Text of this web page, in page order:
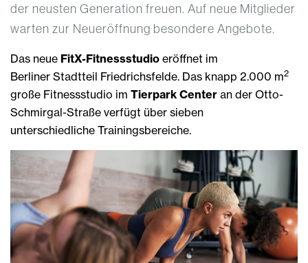
der neusten Generation freuen. Auf neue Mitglieder
warten zur Neueröffnung besondere Angebote.
Das neue FitX-Fitnessstudio eröffnet im
Berliner Stadtteil Friedrichsfelde. Das knapp 2.000 m2
große Fitnessstudio im Tierpark Center an der Otto-
Schmirgal-Straße verfügt über sieben
unterschiedliche Trainingsbereiche.